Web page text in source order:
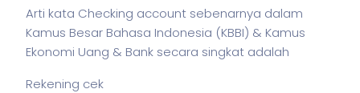
Arti kata Checking account sebenarnya dalam
Kamus Besar Bahasa Indonesia (KBBI) & Kamus
Ekonomi Uang & Bank secara singkat adalah
Rekening cek